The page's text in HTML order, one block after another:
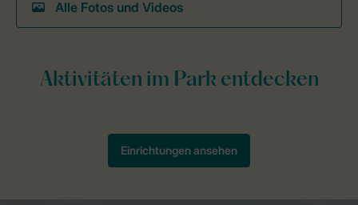
Alle Fotos und Videos